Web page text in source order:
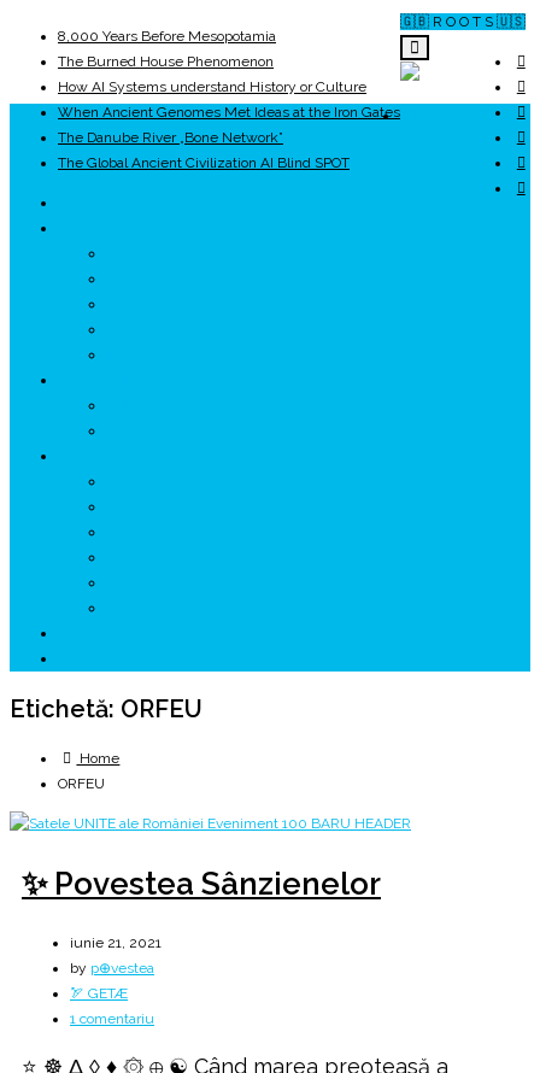
🇬🇧 R O O T S 🇺🇸
8,000 Years Before Mesopotamia
The Burned House Phenomenon
How AI Systems understand History or Culture
When Ancient Genomes Met Ideas at the Iron Gates
The Danube River „Bone Network”
The Global Ancient Civilization AI Blind SPOT
Etichetă: ORFEU
Home
ORFEU
✨ Povestea Sânzienelor
iunie 21, 2021
by p⊕vestea
🏹 GETÆ
1 comentariu
Povestea
⭐ ☸️ Δ ◊ ♦ ۞ ⊕ ☯️ Când marea preoteasă a